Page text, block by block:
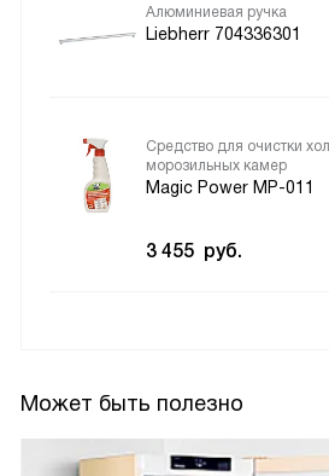
Может быть полезно
Алюминиевая ручка
Liebherr 704336301
Средство для очистки
морозильных камер
Magic Power MP-011
3 455 руб.